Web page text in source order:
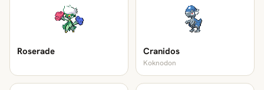
Roserade Cranidos
Koknodon